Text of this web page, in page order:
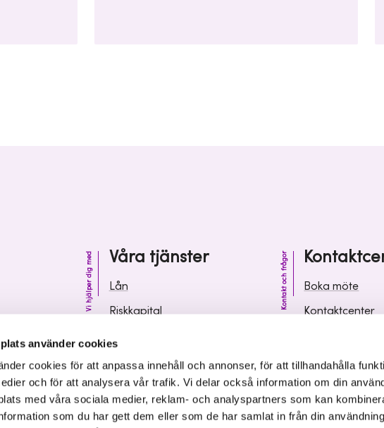
använder cookies
cookies för att anpassa innehåll och annonser, för att tillhandahålla
och för att analysera vår trafik. Vi delar också information om din
med våra sociala medier, reklam- och analyspartners som kan
som du har gett dem eller som de har samlat in från din
Våra tjänster
Vi hjälper dig med
Lån
Riskkapital
Kunskap och inspiration
Kontakt och frågor
Boka möte
Kontaktcenter